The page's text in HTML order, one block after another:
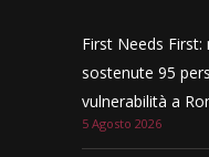
First Needs
sostenute 95
vulnerabilità a
5 Agosto 2026